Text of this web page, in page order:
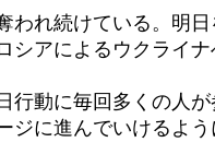
れ続けている。明日
アによるウクライナ
動に毎回多くの人が
に進んでいけるよう